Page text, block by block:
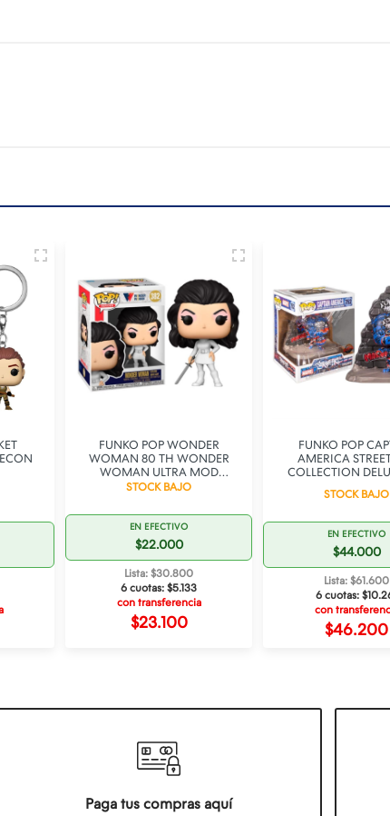
FUNKO POP WONDER
WOMAN 80 TH WONDER
WOMAN ULTRA MOD
SECRET AGENT 382
STOCK BAJO
EN EFECTIVO
$22.000
Lista: $30.800
6 cuotas: $5.133
con transferencia
$23.100
FUNKO POP
AMERICA
COLLECTION
STOCK BAJO
EN EFECTIVO
$44.000
Lista: $61.600
6 cuotas:
con
$46.200
Paga tus compras aquí